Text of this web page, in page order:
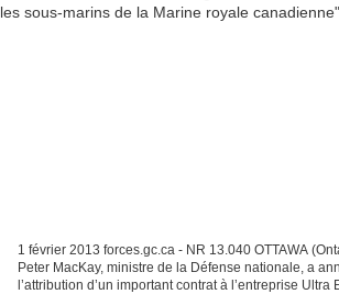
1 février 2013 forces.gc.ca - NR 13.040 OTTAWA
Peter MacKay, ministre de la Défense nationale, a
l’attribution d’un important contrat à l’entreprise Ultra